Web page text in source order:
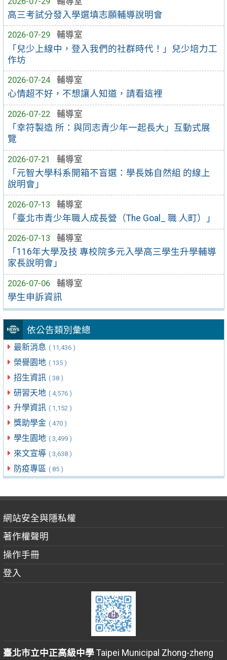
高三考試分發入學選填志願輔導說明會
2026-07-29
輔導室
「兒少上線中，登入我們的社群時代！」兒少培力工
作坊
2026-07-24
輔導室
心情超不好，不想讓人知道，請看這裡
2026-07-22
輔導室
「幸符製造 所：與同志青少年一起長大」互動式展
覽
2026-07-21
輔導室
「元智大學科系開箱不盲選：學長姊自然組 的線上
說明會」
2026-07-13
輔導室
「臺北市青少年職人成長營（The Goal_ 職 人町）」
2026-07-13
輔導室
「116年大學及技 專校院多元入學高三學生升學輔導
家長說明會」
2026-07-06
輔導室
學生申訴資訊
依公告類別彙總
最新消息 ( 11,436 )
榮譽園地 ( 135 )
招生資訊 ( 38 )
研習天地 ( 4,576 )
升學資訊 ( 1,152 )
獎助學金 ( 470 )
學生園地 ( 3,499 )
來文宣導 ( 3,638 )
防疫專區 ( 85 )
網站安全與隱私權
著作權聲明
操作手冊
登入
臺北市立中正高級中學Taipei Municipal Zhong-zheng